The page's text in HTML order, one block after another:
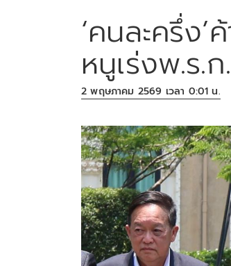
‘คนละครึ่ง
หนูเร่งพ.ร.
2 พฤษภาคม 2569 เวลา 0:01 น.